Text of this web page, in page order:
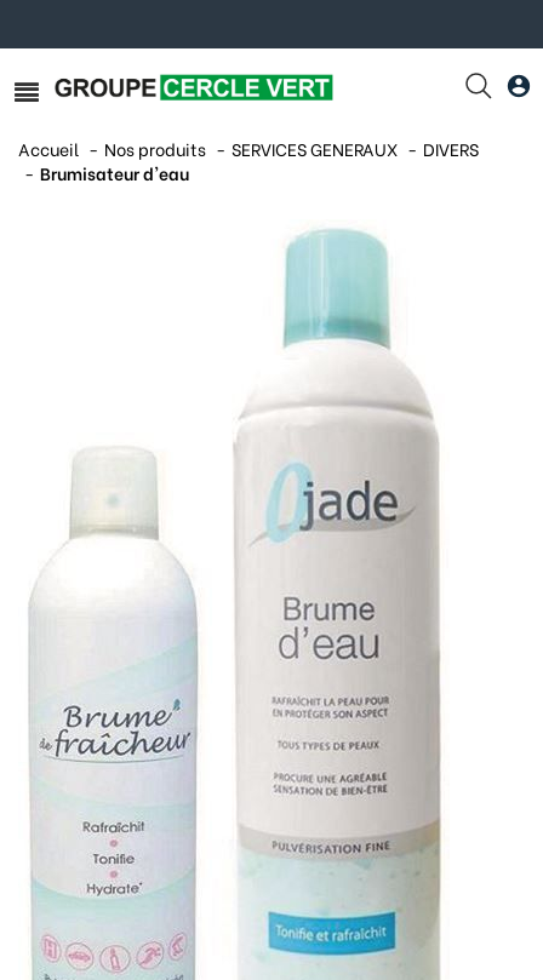
Accueil Nos produits SERVICES GENERAUX
DIVERS
Brumisateur d'eau